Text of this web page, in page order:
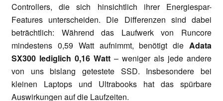
Controllers, die sich hinsichtlich ihrer Energiespar-
Features unterscheiden. Die Differenzen sind dabei
beträchtlich: Während das Laufwerk von Runcore
mindestens 0,59 Watt aufnimmt, benötigt die Adata
SX300 lediglich 0,16 Watt – weniger als jede andere
von uns bislang getestete SSD. Insbesondere bei
kleinen Laptops und Ultrabooks hat das spürbare
Auswirkungen auf die Laufzeiten.